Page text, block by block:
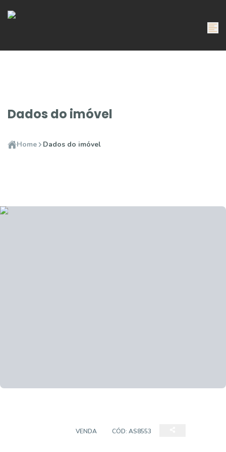
Dados do imóvel
Home Dados do imóvel
VENDA CÓD: AS8553